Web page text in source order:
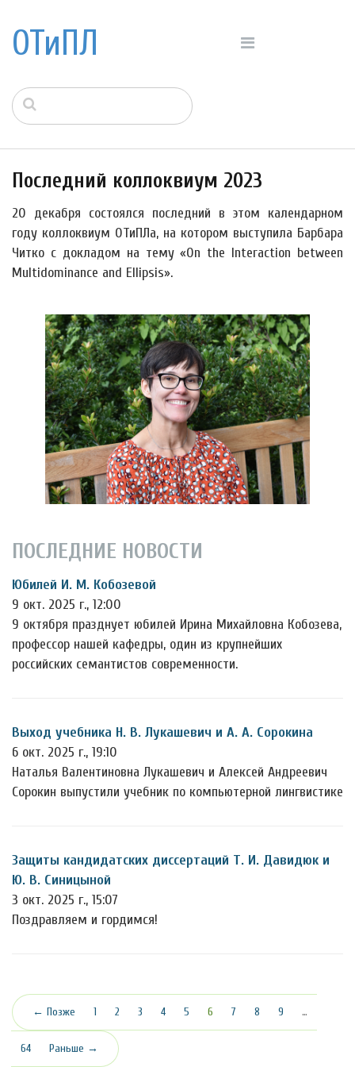
ОТиПЛ
Последний коллоквиум 2023
20 декабря состоялся последний в этом календарном
году коллоквиум ОТиПЛа, на котором выступила Барбара
Читко с докладом на тему «On the Interaction between
Multidominance and Ellipsis».
ПОСЛЕДНИЕ НОВОСТИ
Юбилей И. М. Кобозевой
9 окт. 2025 г., 12:00
9 октября празднует юбилей Ирина Михайловна Кобозева,
профессор нашей кафедры, один из крупнейших
российских семантистов современности.
Выход учебника Н. В. Лукашевич и А. А. Сорокина
6 окт. 2025 г., 19:10
Наталья Валентиновна Лукашевич и Алексей Андреевич
Сорокин выпустили учебник по компьютерной лингвистике
Защиты кандидатских диссертаций Т. И. Давидюк и
Ю. В. Синицыной
3 окт. 2025 г., 15:07
Поздравляем и гордимся!
← Позже 1 2 3 4 5 6 (текущая)
7 8 9 …
64 Раньше →